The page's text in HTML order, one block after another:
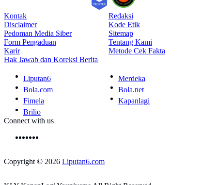
Kontak
Redaksi
Disclaimer
Kode Etik
Pedoman Media Siber
Sitemap
Form Pengaduan
Tentang Kami
Karir
Metode Cek Fakta
Hak Jawab dan Koreksi Berita
Liputan6
Merdeka
Bola.com
Bola.net
Fimela
Kapanlagi
Brilio
Connect with us
Copyright © 2026 Liputan6.com